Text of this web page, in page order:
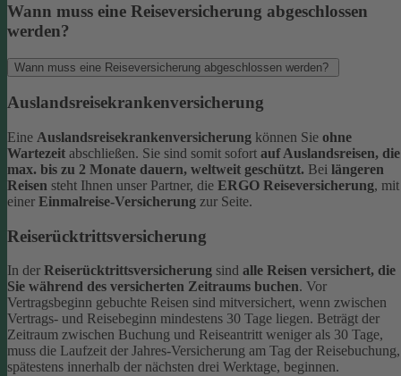
Wann muss eine Reiseversicherung abgeschlossen
werden?
Wann muss eine Reiseversicherung abgeschlossen werden?
Auslandsreisekrankenversicherung
Eine Auslandsreisekrankenversicherung können Sie ohne
Wartezeit abschließen. Sie sind somit sofort auf Auslandsreisen, die
max. bis zu 2 Monate dauern, weltweit geschützt. Bei längeren
Reisen steht Ihnen unser Partner, die ERGO Reiseversicherung, mit
einer Einmalreise-Versicherung zur Seite.
Reiserücktrittsversicherung
In der Reiserücktrittsversicherung sind alle Reisen versichert, die
Sie während des versicherten Zeitraums buchen. Vor
Vertragsbeginn gebuchte Reisen sind mitversichert, wenn zwischen
Vertrags- und Reisebeginn mindestens 30 Tage liegen. Beträgt der
Zeitraum zwischen Buchung und Reiseantritt weniger als 30 Tage,
muss die Laufzeit der Jahres-Versicherung am Tag der Reisebuchung,
spätestens innerhalb der nächsten drei Werktage, beginnen.